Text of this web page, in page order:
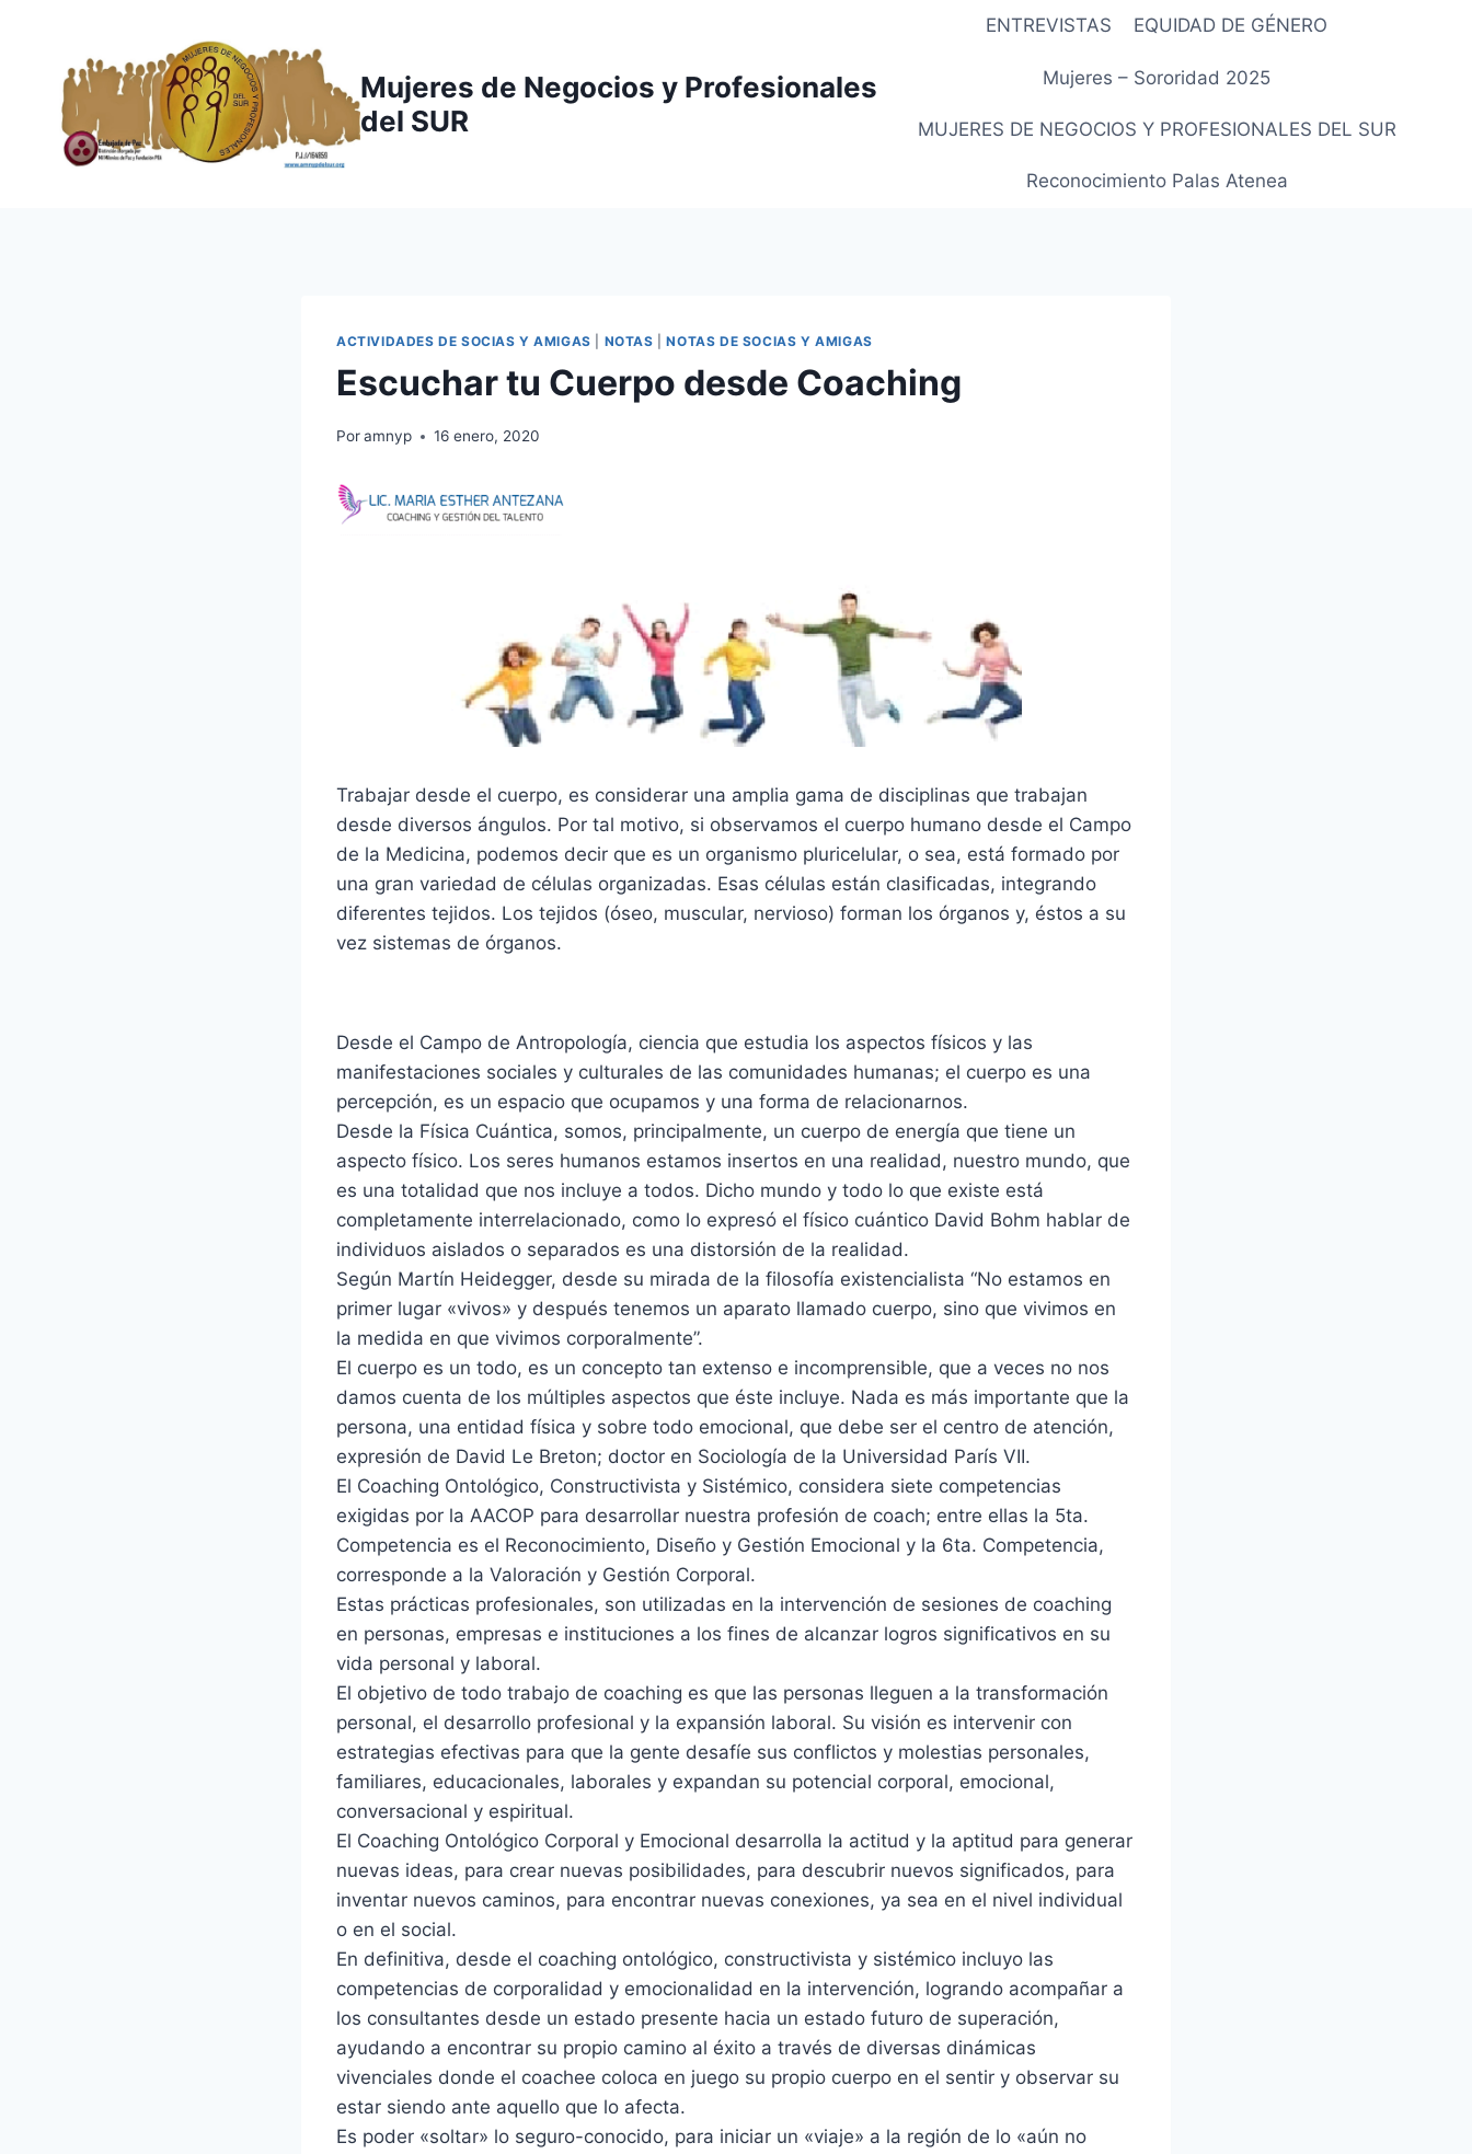
contenido
Mujeres de Negocios y Profesionales
del SUR
ENTREVISTAS EQUIDAD DE GÉNERO
Mujeres – Sororidad 2025
MUJERES DE NEGOCIOS Y PROFESIONALES DEL SUR
Reconocimiento Palas Atenea
ACTIVIDADES DE SOCIAS Y AMIGAS NOTAS |NOTAS DE SOCIAS Y AMIGAS
Escuchar tu Cuerpo desde Coaching
Poramnyp 16 enero, 2020
Trabajar desde el cuerpo, es considerar una amplia gama de disciplinas que trabajan
desde diversos ángulos. Por tal motivo, si observamos el cuerpo humano desde el Campo
de la Medicina, podemos decir que es un organismo pluricelular, o sea, está formado por
una gran variedad de células organizadas. Esas células están clasificadas, integrando
diferentes tejidos. Los tejidos (óseo, muscular, nervioso) forman los órganos y, éstos a su
vez sistemas de órganos.
Desde el Campo de Antropología, ciencia que estudia los aspectos físicos y las
manifestaciones sociales y culturales de las comunidades humanas; el cuerpo es una
percepción, es un espacio que ocupamos y una forma de relacionarnos.
Desde la Física Cuántica, somos, principalmente, un cuerpo de energía que tiene un
aspecto físico. Los seres humanos estamos insertos en una realidad, nuestro mundo, que
es una totalidad que nos incluye a todos. Dicho mundo y todo lo que existe está
completamente interrelacionado, como lo expresó el físico cuántico David Bohm hablar de
individuos aislados o separados es una distorsión de la realidad.
Según Martín Heidegger, desde su mirada de la filosofía existencialista “No estamos en
primer lugar «vivos» y después tenemos un aparato llamado cuerpo, sino que vivimos en
la medida en que vivimos corporalmente”.
El cuerpo es un todo, es un concepto tan extenso e incomprensible, que a veces no nos
damos cuenta de los múltiples aspectos que éste incluye. Nada es más importante que la
persona, una entidad física y sobre todo emocional, que debe ser el centro de atención,
expresión de David Le Breton; doctor en Sociología de la Universidad París VII.
El Coaching Ontológico, Constructivista y Sistémico, considera siete competencias
exigidas por la AACOP para desarrollar nuestra profesión de coach; entre ellas la 5ta.
Competencia es el Reconocimiento, Diseño y Gestión Emocional y la 6ta. Competencia,
corresponde a la Valoración y Gestión Corporal.
Estas prácticas profesionales, son utilizadas en la intervención de sesiones de coaching
en personas, empresas e instituciones a los fines de alcanzar logros significativos en su
vida personal y laboral.
El objetivo de todo trabajo de coaching es que las personas lleguen a la transformación
personal, el desarrollo profesional y la expansión laboral. Su visión es intervenir con
estrategias efectivas para que la gente desafíe sus conflictos y molestias personales,
familiares, educacionales, laborales y expandan su potencial corporal, emocional,
conversacional y espiritual.
El Coaching Ontológico Corporal y Emocional desarrolla la actitud y la aptitud para generar
nuevas ideas, para crear nuevas posibilidades, para descubrir nuevos significados, para
inventar nuevos caminos, para encontrar nuevas conexiones, ya sea en el nivel individual
o en el social.
En definitiva, desde el coaching ontológico, constructivista y sistémico incluyo las
competencias de corporalidad y emocionalidad en la intervención, logrando acompañar a
los consultantes desde un estado presente hacia un estado futuro de superación,
ayudando a encontrar su propio camino al éxito a través de diversas dinámicas
vivenciales donde el coachee coloca en juego su propio cuerpo en el sentir y observar su
estar siendo ante aquello que lo afecta.
Es poder «soltar» lo seguro-conocido, para iniciar un «viaje» a la región de lo «aún no